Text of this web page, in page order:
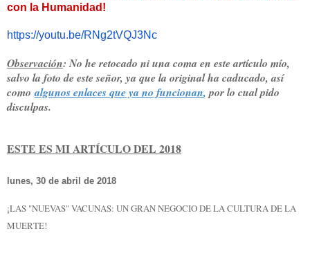
con la Humanidad!
https://youtu.be/RNg2tVQJ3Nc
Observación: No he retocado ni una coma en este artículo mío,
salvo la foto de este señor, ya que la original ha caducado, así
comoalgunos enlaces que ya no funcionan,por lo cual pido
disculpas.
ESTE ES MI ARTÍCULO DEL 2018
lunes, 30 de abril de 2018
¡LAS "NUEVAS" VACUNAS: UN GRAN NEGOCIO DE LA CULTURA DE LA
MUERTE!